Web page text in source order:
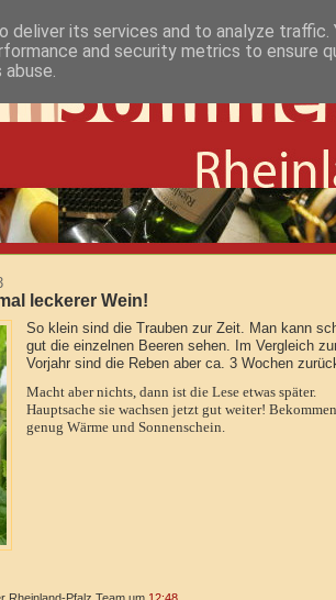
leckerer Wein!
So klein sind die Trauben zur Zeit. Man kann
gut die einzelnen Beeren sehen. Im Vergleich
Vorjahr sind die Reben aber ca. 3 Wochen
Macht aber nichts, dann ist die Lese etwas später.
Hauptsache sie wachsen jetzt gut weiter! Bekommen
genug Wärme und Sonnenschein.
its services and to analyze traffic.
and security metrics to ensure